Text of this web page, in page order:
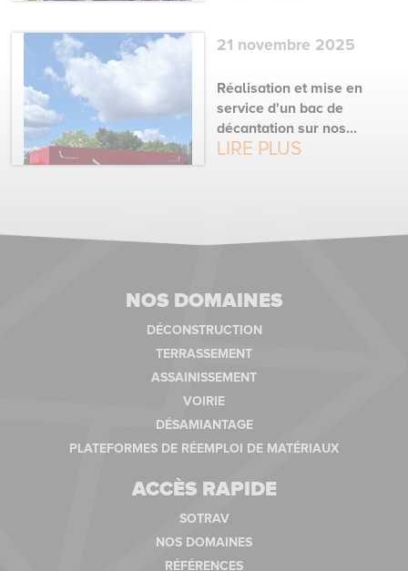
21 novembre 2025
Réalisation et mise en
service d'un bac de
décantation sur nos...
LIRE PLUS
NOS DOMAINES
DÉCONSTRUCTION
TERRASSEMENT
ASSAINISSEMENT
VOIRIE
DÉSAMIANTAGE
PLATEFORMES DE RÉEMPLOI DE MATÉRIAUX
ACCÈS RAPIDE
SOTRAV
NOS DOMAINES
RÉFÉRENCES